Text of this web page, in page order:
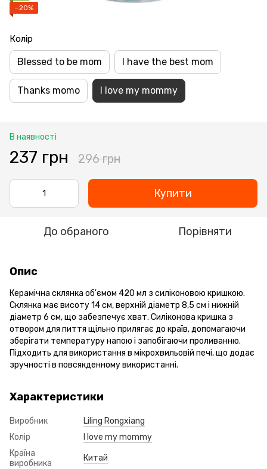
−20%
Колір
Blessed to be mom I have the best mom
Thanks momo I love my mommy
В наявності
237 грн 296 грн
Купити
До обраного Порівняти
Опис
Керамічна склянка об'ємом 420 мл з силіконовою кришкою.
Склянка має висоту 14 см, верхній діаметр 8,5 см і нижній
діаметр 6 см, що забезпечує хват. Силіконова кришка з
отвором для пиття щільно прилягає до країв, допомагаючи
зберігати температуру напою і запобігаючи проливанню.
Підходить для використання в мікрохвильовій печі, що додає
зручності в повсякденному використанні.
Характеристики
Виробник
Liling Rongxiang
Колір
I love my mommy
Країна
виробника
Китай